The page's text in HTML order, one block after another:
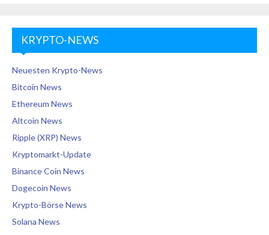
KRYPTO-NEWS
Neuesten Krypto-News
Bitcoin News
Ethereum News
Altcoin News
Ripple (XRP) News
Kryptomarkt-Update
Binance Coin News
Dogecoin News
Krypto-Börse News
Solana News